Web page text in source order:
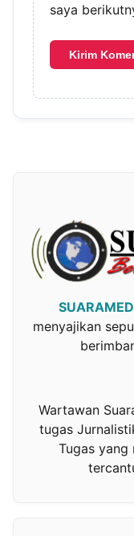
saya
menyajikan
Wartawan
tugas
Tugas yang